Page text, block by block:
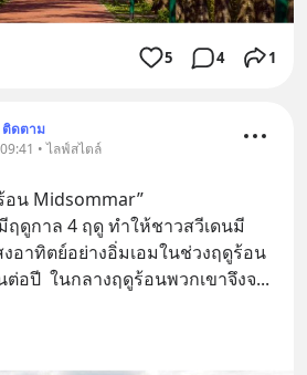
5 4 1
ติดตาม
• ไลฟ์สไตล์
อน Midsommar”
ฤดูกาล 4 ฤดู ทำให้ชาวสวีเดนมี
อาทิตย์อย่างอิ่มเอมในช่วงฤดูร้อน
ต่อปี  ในกลางฤดูร้อนพวกเขาจึงจ